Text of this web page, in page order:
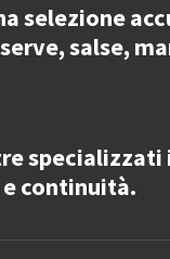
selezione
salse,
specializzati
continuità.